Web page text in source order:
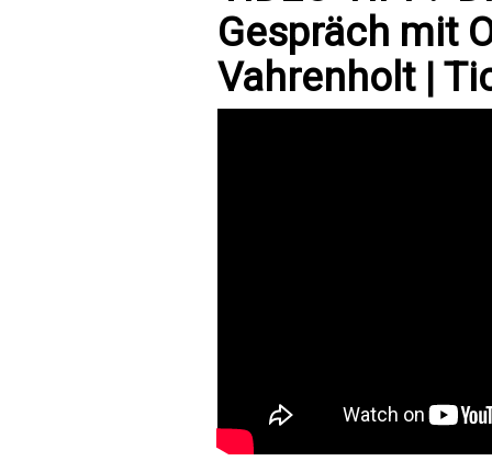
Gespräch mit
Vahrenholt |